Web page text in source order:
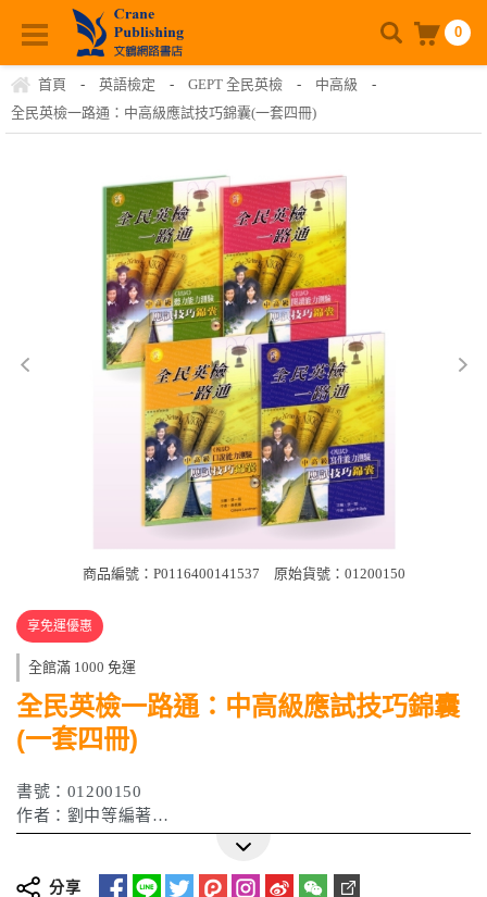
0
首頁 - 英語檢定 - GEPT 全民英檢 - 中高級
-
全民英檢一路通：中高級應試技巧錦囊(一套四冊)
商品編號：P0116400141537 原始貨號：01200150
享免運優惠
全館滿 1000 免運
全民英檢一路通：中高級應試技巧錦囊
(一套四冊)
書號：01200150
作者：劉中等編著
出版日期：2010年12月
分享